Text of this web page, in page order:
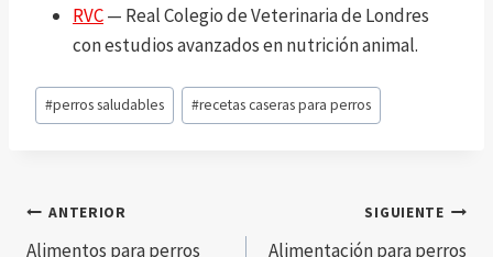
RVC— Real Colegio de Veterinaria de Londres
con estudios avanzados en nutrición animal.
Etiquetas
de
#perros saludables #recetas caseras para perros
Navegación
ANTERIOR
Alimentos para perros
SIGUIENTE
Alimentación para perros